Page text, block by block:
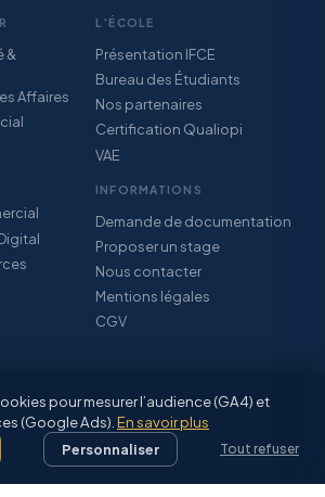
&
Affaires
L’ÉCOLE
Présentation IFCE
Bureau des Étudiants
Nos partenaires
Certification Qualiopi
VAE
INFORMATIONS
Demande de documentation
Proposer un stage
Nous contacter
Mentions légales
CGV
StudyPlus · Certification Qualiopi · CFA
Grand-Est Alsace
Facebook·Inscriptions 2026–2027
pour mesurer l’audience (GA4) et
(Google Ads). En savoir plus
Personnaliser Tout refuser